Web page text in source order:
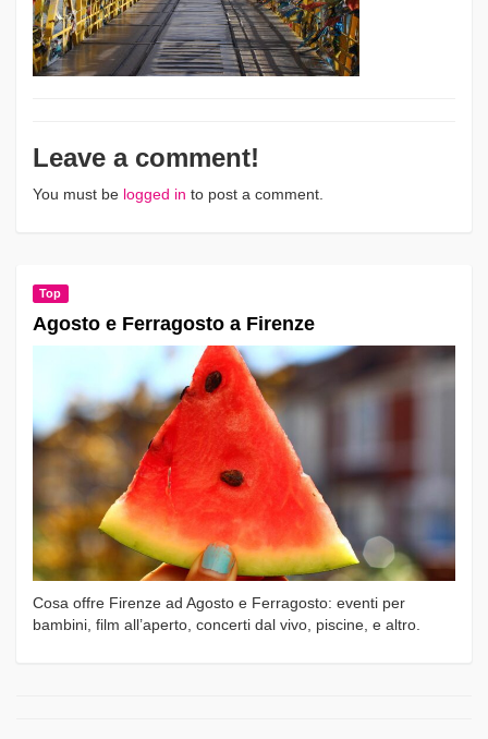
Leave a comment!
You must be logged in to post a comment.
Top
Agosto e Ferragosto a Firenze
Cosa offre Firenze ad Agosto e Ferragosto: eventi per
bambini, film all’aperto, concerti dal vivo, piscine, e altro.